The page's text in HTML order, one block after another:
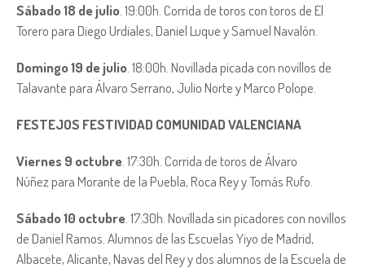
Sábado 18 de julio . 19:00h. Corrida de toros con toros de El
Torero para Diego Urdiales, Daniel Luque y Samuel Navalón.
Domingo 19 de julio . 18:00h. Novillada picada con novillos de
Talavante para Álvaro Serrano, Julio Norte y Marco Polope.
FESTEJOS FESTIVIDAD COMUNIDAD VALENCIANA
Viernes 9 octubre . 17:30h. Corrida de toros de Álvaro
Núñez para Morante de la Puebla, Roca Rey y Tomás Rufo.
Sábado 10 octubre . 17:30h. Novillada sin picadores con novillos
de Daniel Ramos. Alumnos de las Escuelas Yiyo de Madrid,
Albacete, Alicante, Navas del Rey y dos alumnos de la Escuela de